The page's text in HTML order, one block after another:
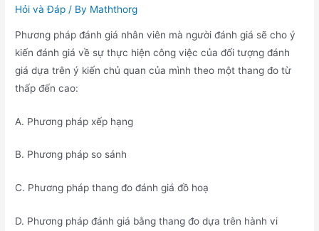
Hỏi và Đáp / By Maththorg
Phương pháp đánh giá nhân viên mà người đánh giá sẽ cho ý
kiến đánh giá về sự thực hiện công việc của đối tượng đánh
giá dựa trên ý kiến chủ quan của mình theo một thang đo từ
thấp đến cao:
A. Phương pháp xếp hạng
B. Phương pháp so sánh
C. Phương pháp thang đo đánh giá đồ hoạ
D. Phương pháp đánh giá bằng thang đo dựa trên hành vi